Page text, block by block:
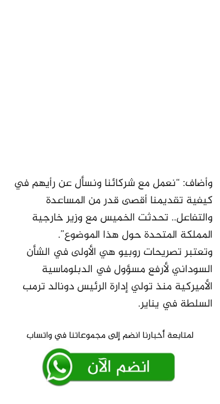
وأضاف: “نعمل مع شركائنا ونسأل عن رأيهم في
كيفية تقديمنا أقصى قدر من المساعدة
والتفاعل.. تحدثت الخميس مع وزير خارجية
المملكة المتحدة حول هذا الموضوع”.
وتعتبر تصريحات روبيو هي الأولى في الشأن
السوداني لأرفع مسؤول في الدبلوماسية
الأميركية منذ تولي إدارة الرئيس دونالد ترمب
السلطة في يناير.